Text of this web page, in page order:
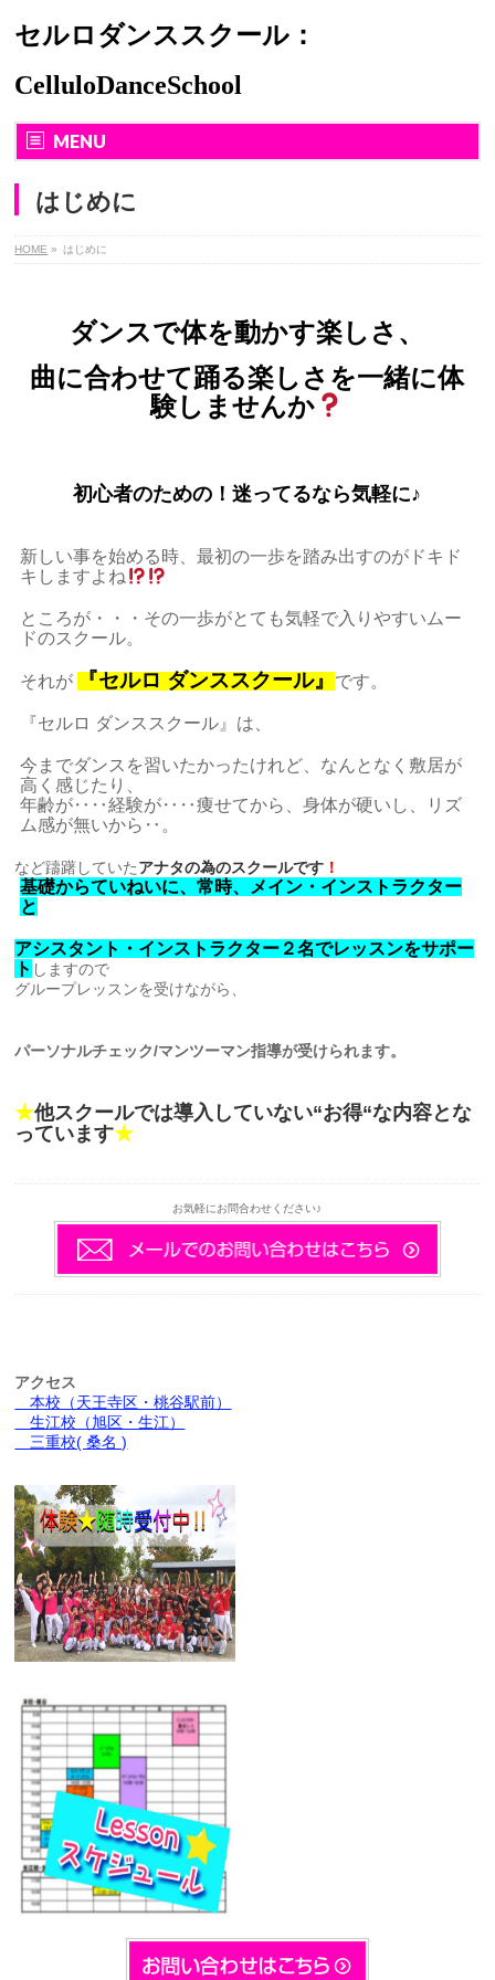
セルロダンススクール：
CelluloDanceSchool
MENU
はじめに
HOME » はじめに
ダンスで体を動かす楽しさ、
曲に合わせて踊る楽しさを一緒に体
験しませんか
初心者のための！迷ってるなら気軽に♪
新しい事を始める時、最初の一歩を踏み出すのがドキド
キしますよね
ところが・・・その一歩がとても気軽で入りやすい ムー
ドのスクール。
それが 『セルロ ダンススクール』 です。
『セルロ ダンススクール』は、
今までダンスを習いたかったけれど、なんとなく敷居が
高く感じたり、
年齢が‥‥経験が‥‥痩せてから、身体が硬いし、リズ
ム感が無いから‥。
など躊躇していたアナタの為のスクールです ！
基礎からていねいに、常時、メイン・インストラクター
と
アシスタント・インストラクター２名でレッスンをサポー
ト しますので
グループレッスンを受けながら、
パーソナルチェック/マンツーマン指導が受けられます。
★他スクールでは導入していない“お得“な内容とな
っています★
お気軽にお問合わせください♪
アクセス
本校（天王寺区・桃谷駅前）
生江校（旭区・生江）
三重校( 桑名 )